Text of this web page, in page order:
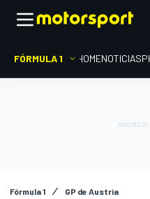
FÓRMULA 1 HOMENOTICIAS
Fórmula 1 GP de Austria